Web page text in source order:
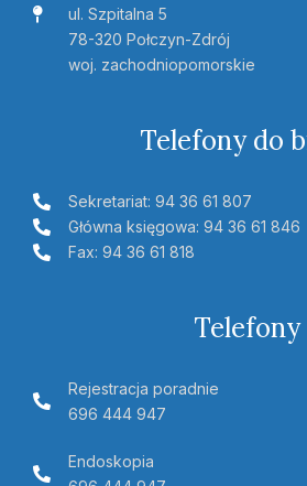
ul. Szpitalna 5
78-320 Połczyn-Zdrój
woj. zachodniopomorskie
Telefony do
Sekretariat: 94 36 61 807
Główna księgowa: 94 36 61 846
Fax: 94 36 61 818
Telefony
Rejestracja poradnie
696 444 947
Endoskopia